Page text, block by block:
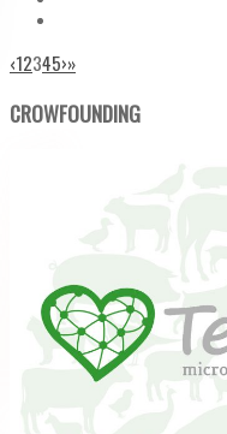
‹12345›»
CROWFOUNDING